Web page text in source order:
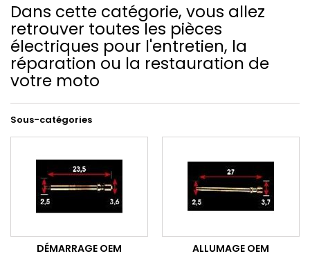
Dans cette catégorie, vous allez
retrouver toutes les pièces
électriques pour l'entretien, la
réparation ou la restauration de
votre moto
Sous-catégories
DÉMARRAGE OEM ALLUMAGE OEM